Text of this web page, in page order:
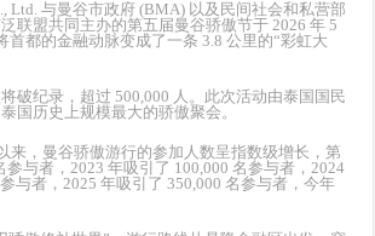
Ltd. 与曼谷市政府 (BMA) 以及民间社会和私营部
联盟共同主办的第五届曼谷骄傲节于 2026 年 5
首都的金融动脉变成了一条 3.8 公里的“彩虹大
破纪录，超过 500,000 人。此次活动由泰国国民
国历史上规模最大的骄傲聚会。
来，曼谷骄傲游行的参加人数呈指数级增长，第
参与者，2023 年吸引了 100,000 名参与者，2024
与者，2025 年吸引了 350,000 名参与者，今年